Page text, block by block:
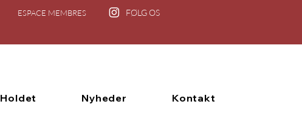
ESPACE MEMBRES FØLG OS
Holdet Nyheder Kontakt